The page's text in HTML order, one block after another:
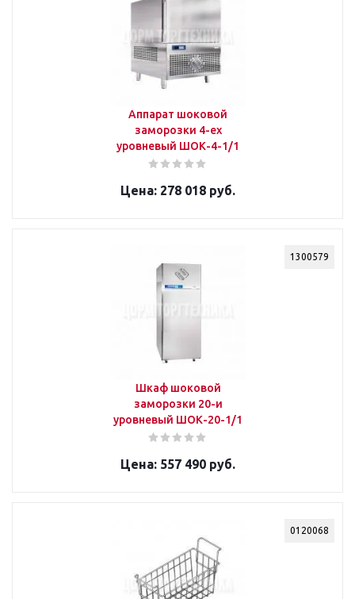
Аппарат шоковой
заморозки 4-ех
уровневый ШОК-4-1/1
278 018 руб.
1300579
Шкаф шоковой
заморозки 20-и
уровневый ШОК-20-1/1
557 490 руб.
0120068